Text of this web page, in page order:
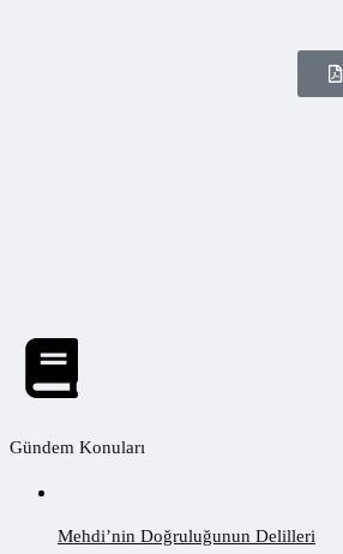
Gündem Konuları
Mehdi’nin Doğruluğunun Delilleri